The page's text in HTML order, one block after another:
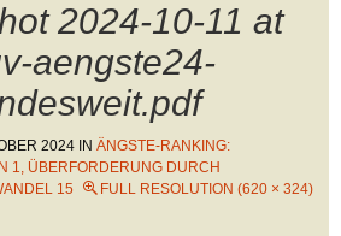
2024-10-11 at
aengste24-
2024 IN ÄNGSTE-RANKING:
1, ÜBERFORDERUNG DURCH
15
FULL RESOLUTION (620 × 324)